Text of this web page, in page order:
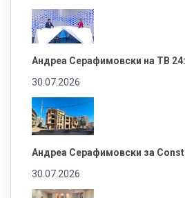
Андреа Серафимовски на ТВ
30.07.2026
Андреа Серафимовски за
30.07.2026